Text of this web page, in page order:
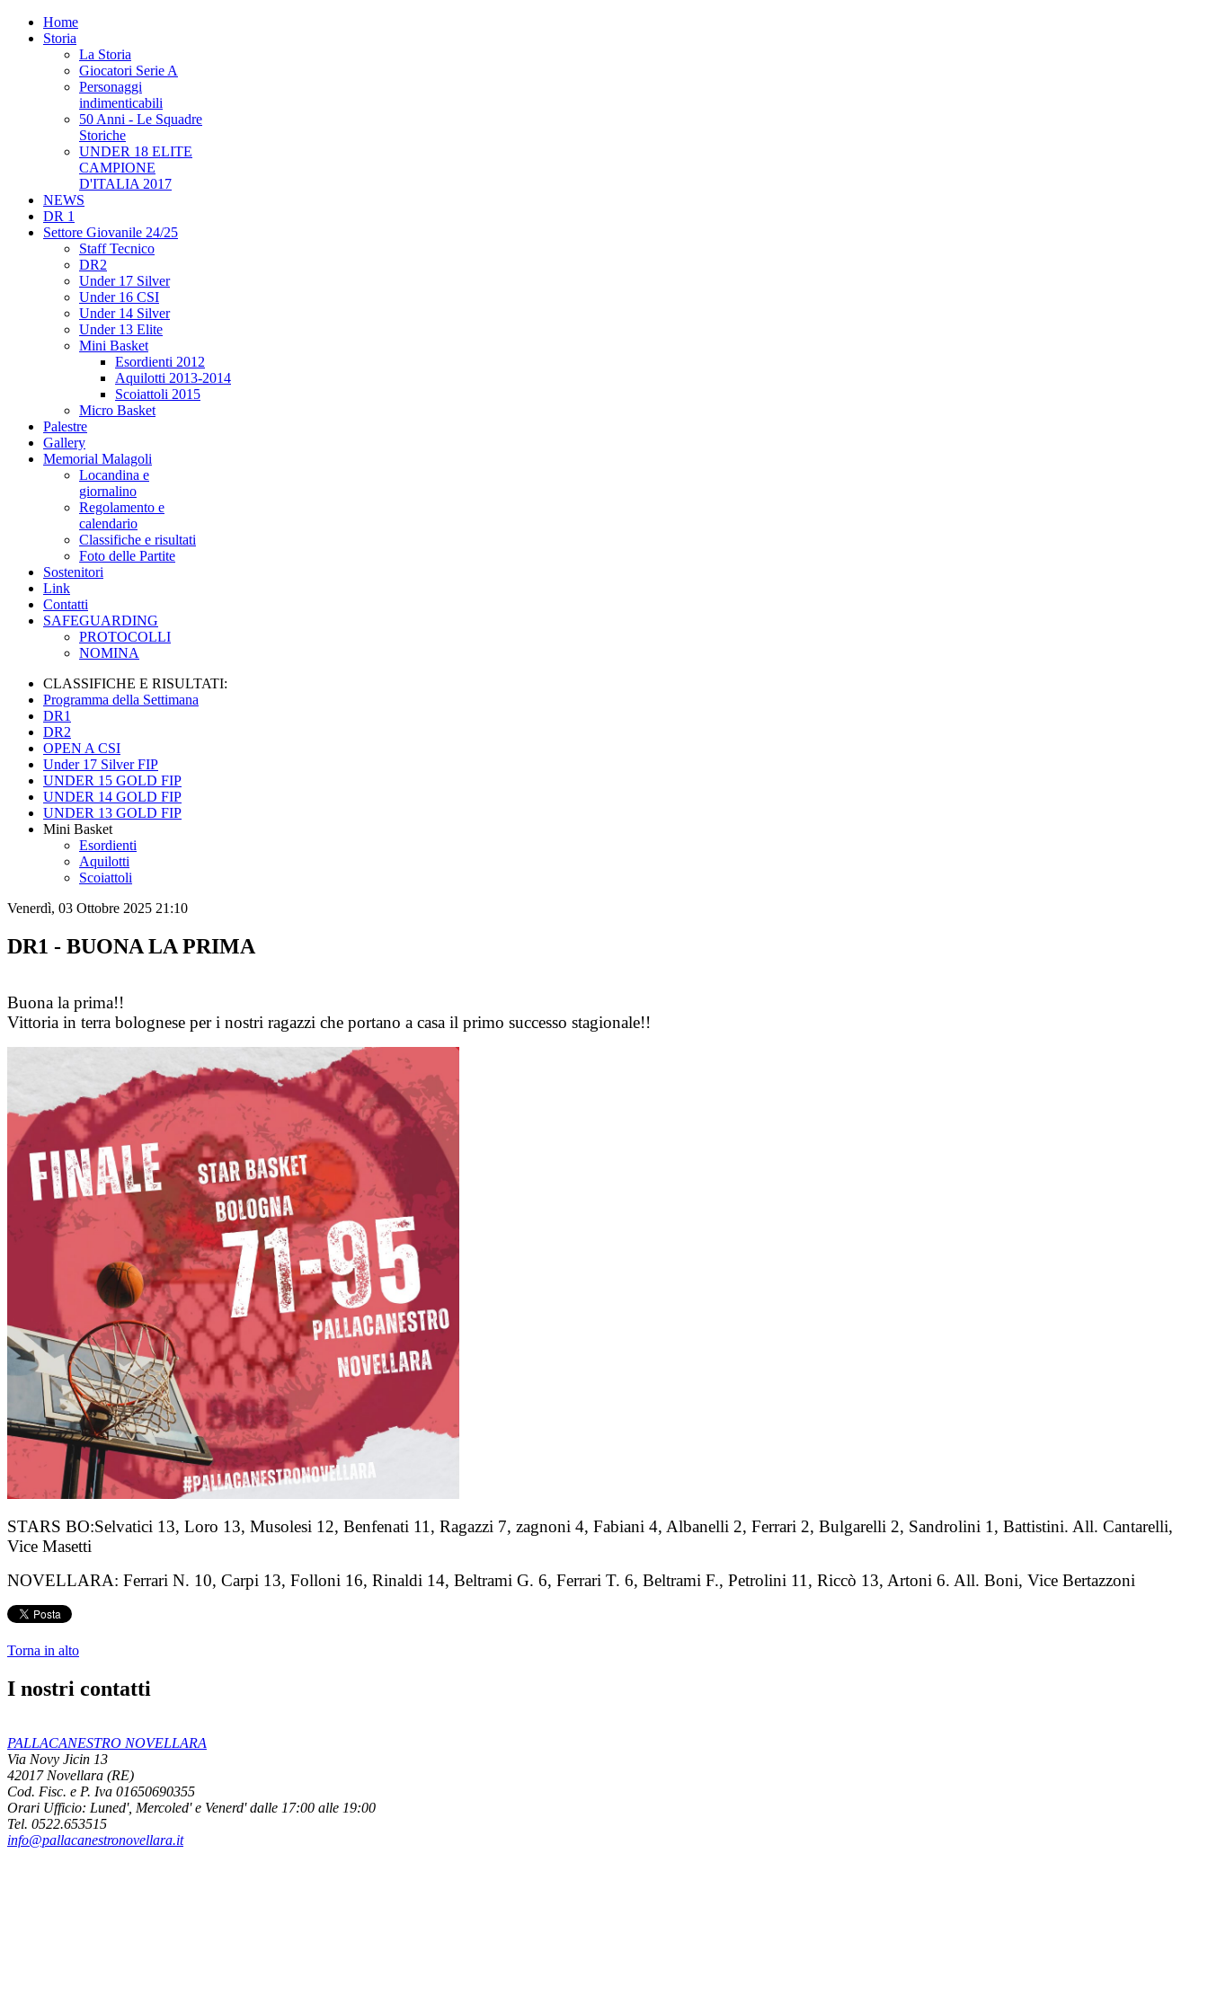
Home
Storia
La Storia
Giocatori Serie A
Personaggi
indimenticabili
50 Anni - Le Squadre
Storiche
UNDER 18 ELITE
CAMPIONE
D'ITALIA 2017
NEWS
DR 1
Settore Giovanile 24/25
Staff Tecnico
DR2
Under 17 Silver
Under 16 CSI
Under 14 Silver
Under 13 Elite
Mini Basket
Esordienti 2012
Aquilotti 2013-2014
Scoiattoli 2015
Micro Basket
Palestre
Gallery
Memorial Malagoli
Locandina e
giornalino
Regolamento e
calendario
Classifiche e risultati
Foto delle Partite
Sostenitori
Link
Contatti
SAFEGUARDING
PROTOCOLLI
NOMINA
CLASSIFICHE E RISULTATI:
Programma della Settimana
DR1
DR2
OPEN A CSI
Under 17 Silver FIP
UNDER 15 GOLD FIP
UNDER 14 GOLD FIP
UNDER 13 GOLD FIP
Mini Basket
Esordienti
Aquilotti
Scoiattoli
Venerdì, 03 Ottobre 2025 21:10
DR1 - BUONA LA PRIMA
Buona la prima!!
Vittoria in terra bolognese per i nostri ragazzi che portano a casa il primo successo stagionale!!
STARS BO:Selvatici 13, Loro 13, Musolesi 12, Benfenati 11, Ragazzi 7, zagnoni 4, Fabiani 4, Albanelli 2, Ferrari 2, Bulgarelli 2, Sandrolini 1, Battistini. All. Cantarelli,
Vice Masetti
NOVELLARA: Ferrari N. 10, Carpi 13, Folloni 16, Rinaldi 14, Beltrami G. 6, Ferrari T. 6, Beltrami F., Petrolini 11, Riccò 13, Artoni 6. All. Boni, Vice Bertazzoni
Torna in alto
I nostri contatti
PALLACANESTRO NOVELLARA
Via Novy Jicin 13
42017 Novellara (RE)
Cod. Fisc. e P. Iva 01650690355
Orari Ufficio: Luned', Mercoled' e Venerd' dalle 17:00 alle 19:00
Tel. 0522.653515
info@pallacanestronovellara.it